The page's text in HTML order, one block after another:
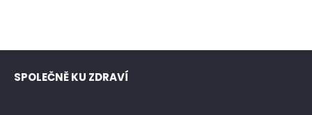
SPOLEČNĚ KU ZDRAVÍ